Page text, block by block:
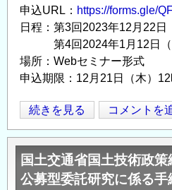
委
託
究
に
る
手
続
き
開
申込URL： https://forms.gle/
日程：第3回2023年12月22日
第4回2024年1月12日（
場所：Webセミナー形式
申込期限：12月21日（木）
「流
域
治
水
デ
続きを見る コメントを
国土交通省国土技術政
公募型委託研究に係る